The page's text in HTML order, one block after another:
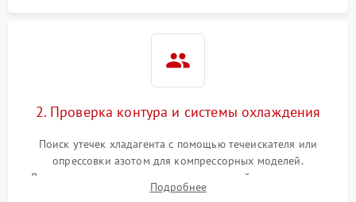
2. Проверка контура и системы охлаждения
Поиск утечек хладагента с помощью течеискателя или
опрессовки азотом для компрессорных моделей.
Диагностика термоэлектрических модулей, радиаторов и
кулеров на предмет перегрева или выхода из строя.
Подробнее